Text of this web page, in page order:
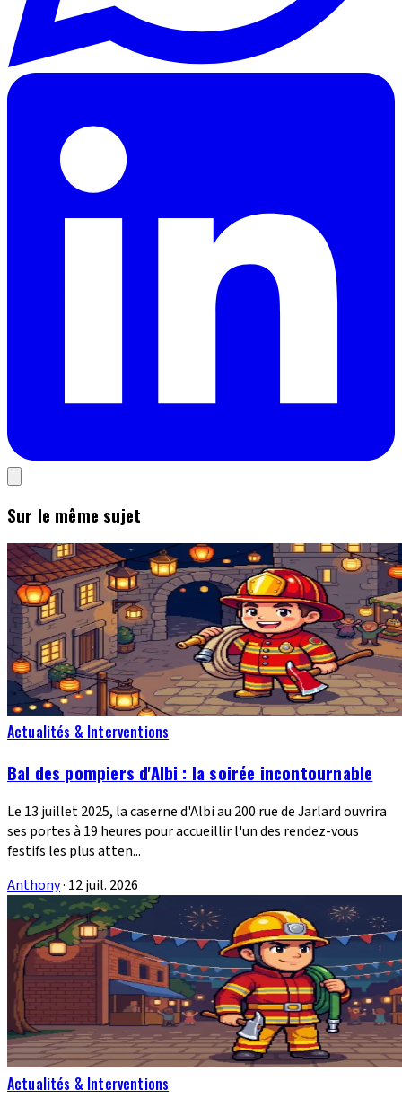
Sur le même sujet
Actualités & Interventions
Bal des pompiers d'Albi : la soirée incontournable
Le 13 juillet 2025, la caserne d'Albi au 200 rue de Jarlard ouvrira
ses portes à 19 heures pour accueillir l'un des rendez-vous
festifs les plus atten...
Anthony· 12 juil. 2026
Actualités & Interventions